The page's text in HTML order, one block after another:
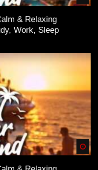
& Relaxing
Work, Sleep